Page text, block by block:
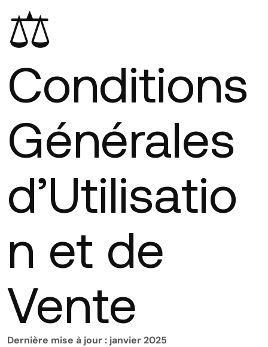
⚖️
Conditions
Générales
d’Utilisatio
n et de
Vente
Dernière mise à jour : janvier 2025